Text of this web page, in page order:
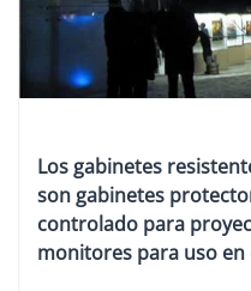
Los gabinetes
son gabinetes
controlado para
monitores para uso